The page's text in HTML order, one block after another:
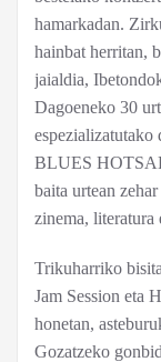
hamarkadan.
hainbat herritan,
jaialdia,
Dagoeneko 30
BLUES
baita urtean
zinema, literatura
Trikuharriko
Jam Session eta
honetan,
Gozatzeko